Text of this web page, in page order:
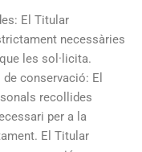
El Titular
necessàries
les sol·licita.
conservació: El
recollides
per a la
El Titular